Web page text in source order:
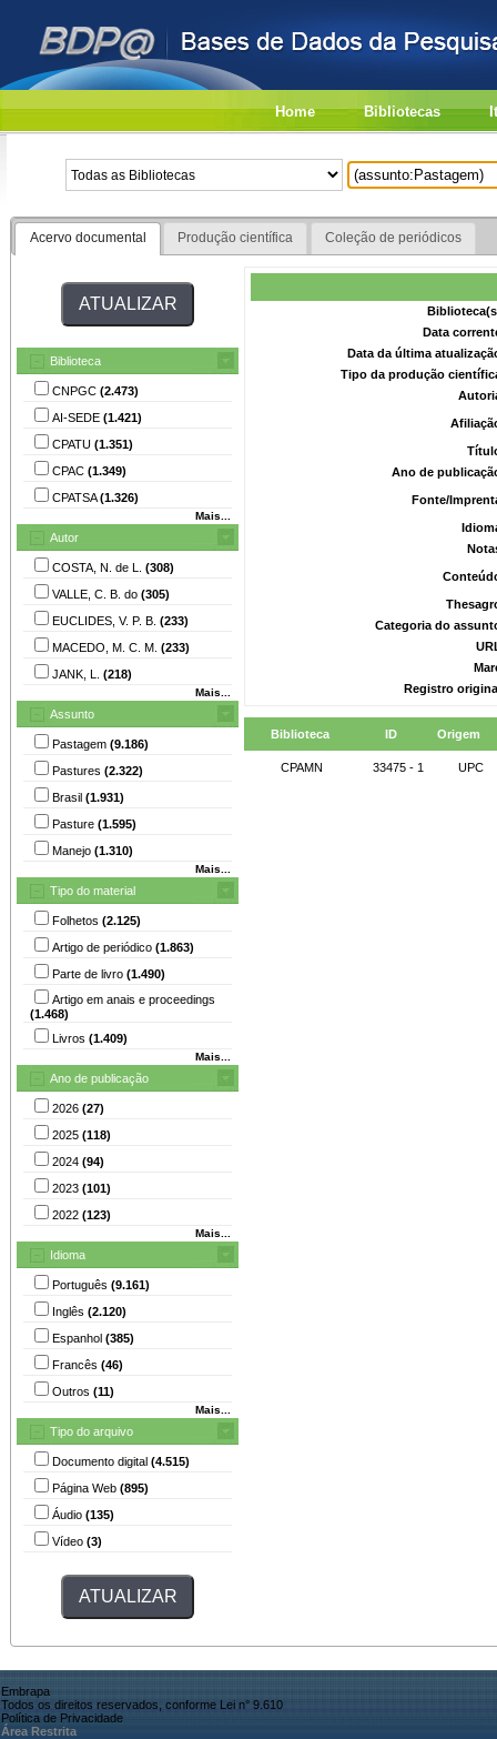
Home Bibliotecas
Acervo documental Produção científica Coleção de periódicos
Biblioteca
CNPGC (2.473)
AI-SEDE (1.421)
CPATU (1.351)
CPAC (1.349)
CPATSA(1.326)
Mais...
Autor
COSTA, N. de L. (308)
VALLE, C. B. do (305)
EUCLIDES, V. P. B. (233)
MACEDO, M. C. M. (233)
JANK, L. (218)
Mais...
Assunto
Pastagem (9.186)
Pastures (2.322)
Brasil (1.931)
Pasture (1.595)
Manejo (1.310)
Mais...
Tipo do material
Folhetos (2.125)
Artigo de periódico (1.863)
Parte de livro (1.490)
Artigo em anais e proceedings
(1.468)
Livros (1.409)
Mais...
Ano de publicação
2026 (27)
2025 (118)
2024 (94)
2023 (101)
2022 (123)
Mais...
Idioma
Português (9.161)
Inglês (2.120)
Espanhol (385)
Francês (46)
Outros (11)
Mais...
Tipo do arquivo
Documento digital (4.515)
Página Web (895)
Áudio (135)
Vídeo (3)
Data
Data da última
Tipo da produção
Ano de
Fonte/
Categoria do
Registro
Biblioteca ID Origem
CPAMN 33475 - 1 UPC
Embrapa
Todos os direitos reservados, conforme Lei n° 9.610
Política de Privacidade
Área Restrita